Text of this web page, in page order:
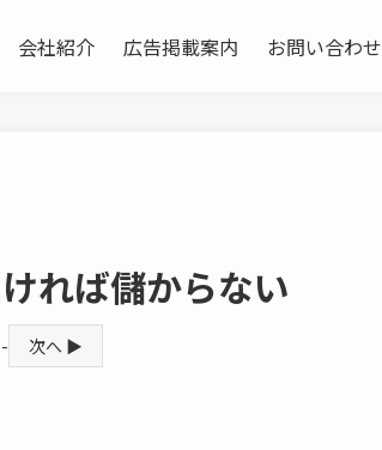
会社紹介 広告掲載案内 お問い合わせ
れば儲からない
次へ ▶